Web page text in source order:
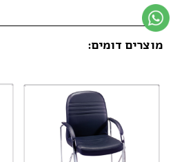
מוצרים דומים: